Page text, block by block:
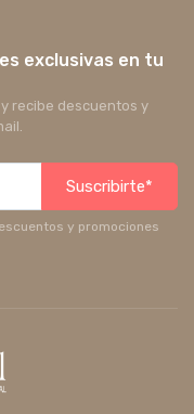
exclusivas en tu
recibe descuentos y
Suscribirte*
y promociones